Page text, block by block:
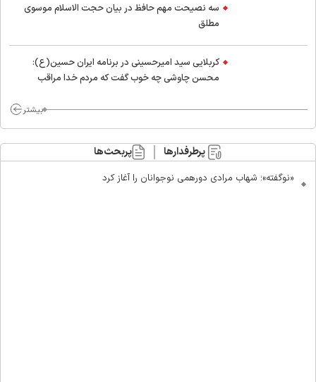
سه نصیحت مهم حافظ در بیان حجت الاسلام موسوی
مطلق
کربلایی سید امیر‌حسینی در برنامه ایران حسین(ع):
محسن چاوشی چه خوب گفت که مردم خدا مراقب
بیشتر
پرطرفدارها پربحث‌ها
«نوگفته»؛ شهاب مرادی دورهمی نوجوانان را آغاز کرد